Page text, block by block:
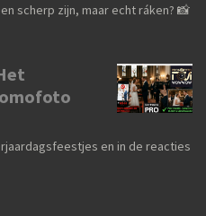
scherp zijn, maar echt ráken? 📸
en in de reacties